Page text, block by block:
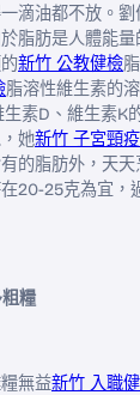
滴油都不放。
脂肪是人體能
新竹 公教健檢
脂溶性維生素的
生素D、維生素K
她新竹 子宮頸
的脂肪外，天
20-25克為宜，
糧
無益新竹 入職